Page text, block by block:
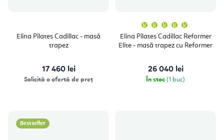
Elina Pilates Cadillac - masă
trapez
17 460 lei
Solicită o ofertă de preț
Elina Pilates Cadillac Reformer
Elite - masă trapez cu Reformer
a
este
26 040 lei
În stoc (1 buc)
Bestseller